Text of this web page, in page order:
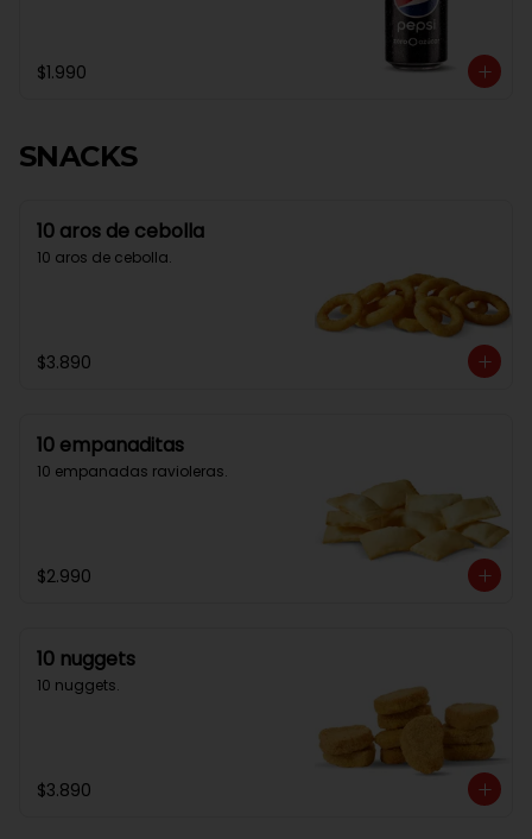
$1.990
SNACKS
10 aros de cebolla
10 aros de cebolla.
$3.890
10 empanaditas
10 empanadas ravioleras.
$2.990
10 nuggets
10 nuggets.
$3.890